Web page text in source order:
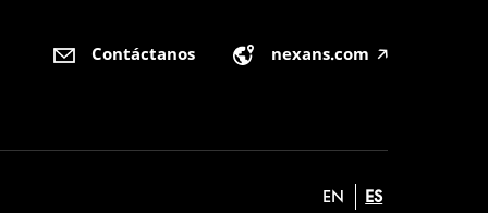
Contáctanos nexans.com 🡥
EN ES